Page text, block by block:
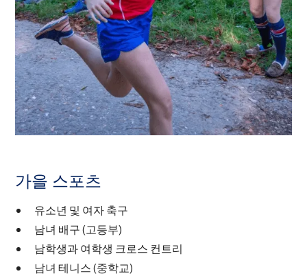
가을 스포츠
유소년 및 여자 축구
남녀 배구 (고등부)
남학생과 여학생 크로스 컨트리
남녀 테니스 (중학교)